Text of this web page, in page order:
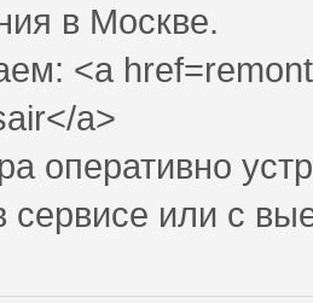
в Москве.
<a
a>
оперативно
сервисе или с